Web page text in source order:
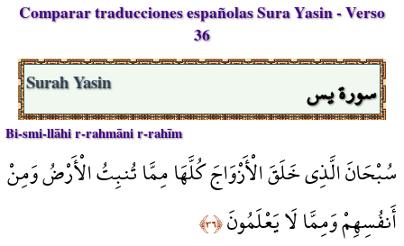
Comparar traducciones españolas Sura Yasin - Verso
36
سورة يس Surah Yasin
Bi-smi-llāhi r-rahmāni r-rahīm
سُبْحَانَ الَّذِي خَلَقَ الْأَزْوَاجَ كُلَّهَا مِمَّا تُنبِتُ الْأَرْضُ وَمِنْ
أَنفُسِهِمْ وَمِمَّا لَا يَعْلَمُونَ﴿٣٦﴾